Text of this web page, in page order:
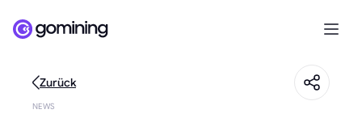
Zurück
NEWS